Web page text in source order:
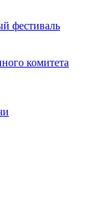
фестиваль
комитета